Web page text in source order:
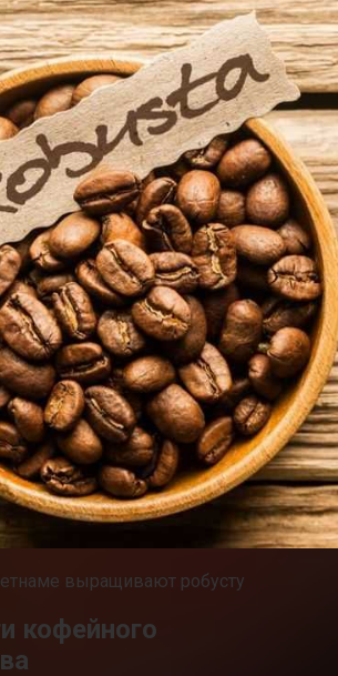
выращивают робусту
кофейного